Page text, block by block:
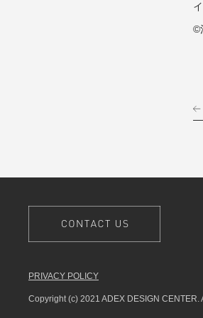
©
PRIVACY POLICY
Copyright (c) 2021 ADEX DESIGN CENTER.